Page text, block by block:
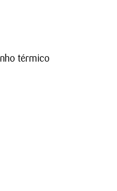
térmico